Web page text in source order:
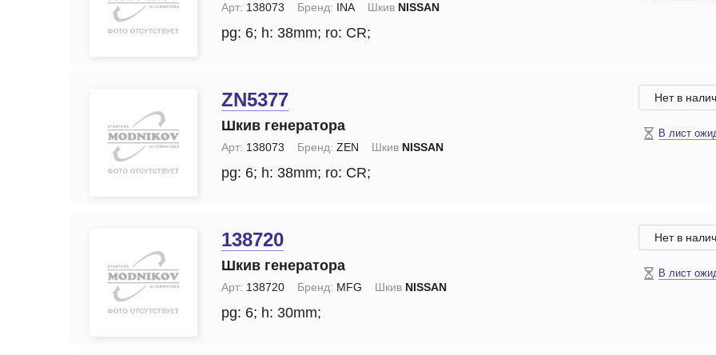
Арт: 138073 Бренд: INA Шкив NISSAN
pg: 6; h: 38mm; ro: CR;
ZN5377
Шкив генератора
Арт: 138073 Бренд: ZEN Шкив NISSAN
pg: 6; h: 38mm; ro: CR;
Нет в
В лист
138720
Шкив генератора
Арт: 138720 Бренд: MFG Шкив NISSAN
pg: 6; h: 30mm;
Нет в
В лист